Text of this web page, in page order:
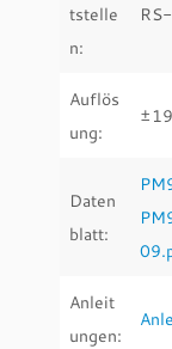
tstelle
n:
Auflös
ung:
Daten
blatt:
Anleit
ungen: